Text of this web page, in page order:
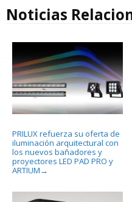
Noticias
PRILUX refuerza su oferta de
iluminación arquitectural con
los nuevos bañadores y
proyectores LED PAD PRO y
ARTIUM →